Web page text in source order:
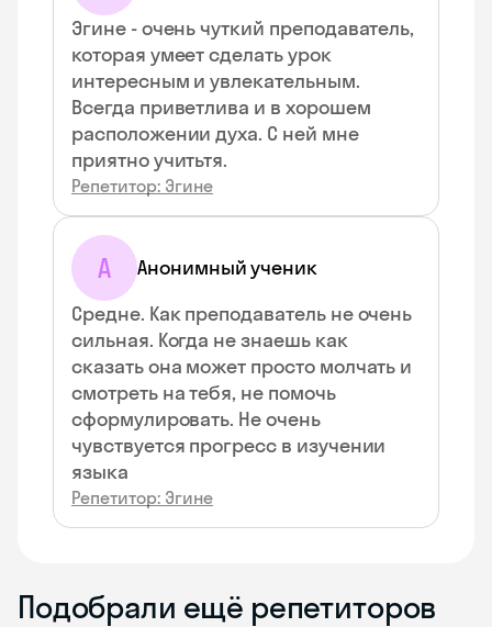
Эгине - очень чуткий преподаватель,
которая умеет сделать урок
интересным и увлекательным.
Всегда приветлива и в хорошем
расположении духа. С ней мне
приятно учитьтя.
Репетитор: Эгине
А
Анонимный ученик
Средне. Как преподаватель не очень
сильная. Когда не знаешь как
сказать она может просто молчать и
смотреть на тебя, не помочь
сформулировать. Не очень
чувствуется прогресс в изучении
языка
Репетитор: Эгине
Подобрали ещё репетиторов